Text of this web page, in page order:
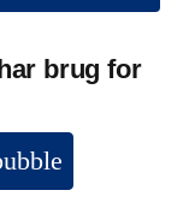
brug for